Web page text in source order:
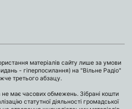
матеріалів сайту лише за умови
- гіперпосилання) на "Вільне Радіо"
третього абзацу.
не має часових обмежень. Зібрані кошти
статутної діяльності громадської